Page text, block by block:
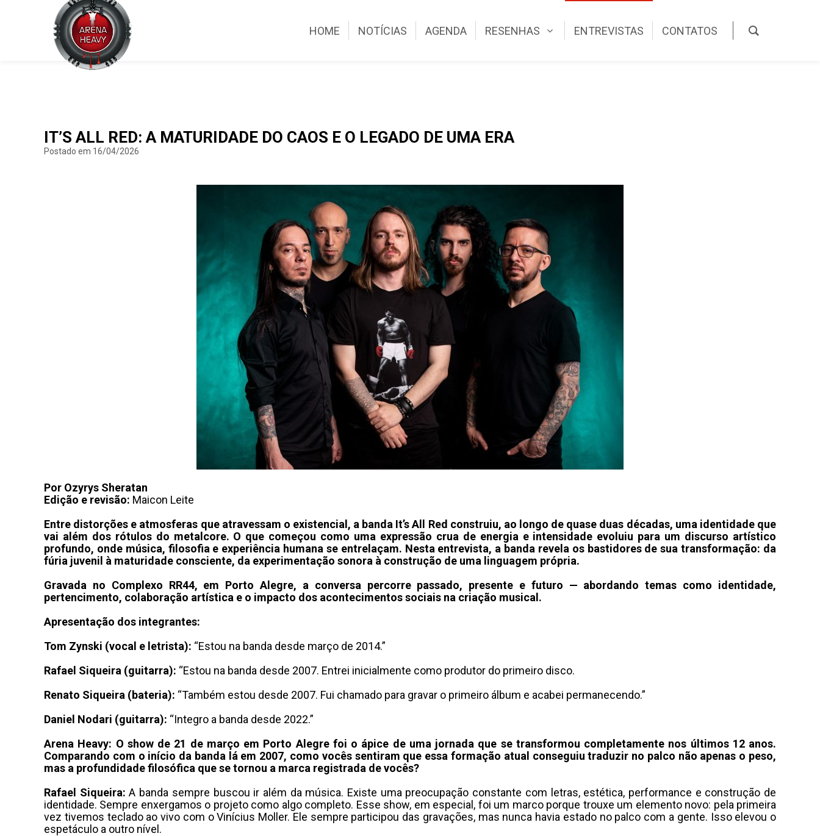
HOME NOTÍCIAS AGENDA RESENHAS ENTREVISTAS CONTATOS
IT’S ALL RED: A MATURIDADE DO CAOS E O LEGADO DE UMA ERA
Postado em 16/04/2026
Por Ozyrys Sheratan
Edição e revisão: Maicon Leite
Entre distorções e atmosferas que atravessam o existencial, a banda It’s All Red construiu, ao longo de quase duas décadas, uma identidade que
vai além dos rótulos do metalcore. O que começou como uma expressão crua de energia e intensidade evoluiu para um discurso artístico
profundo, onde música, filosofia e experiência humana se entrelaçam. Nesta entrevista, a banda revela os bastidores de sua transformação: da
fúria juvenil à maturidade consciente, da experimentação sonora à construção de uma linguagem própria.
Gravada no Complexo RR44, em Porto Alegre, a conversa percorre passado, presente e futuro — abordando temas como identidade,
pertencimento, colaboração artística e o impacto dos acontecimentos sociais na criação musical.
Apresentação dos integrantes:
Tom Zynski (vocal e letrista): “Estou na banda desde março de 2014.”
Rafael Siqueira (guitarra): “Estou na banda desde 2007. Entrei inicialmente como produtor do primeiro disco.
Renato Siqueira (bateria): “Também estou desde 2007. Fui chamado para gravar o primeiro álbum e acabei permanecendo.”
Daniel Nodari (guitarra): “Integro a banda desde 2022.”
Arena Heavy: O show de 21 de março em Porto Alegre foi o ápice de uma jornada que se transformou completamente nos últimos 12 anos.
Comparando com o início da banda lá em 2007, como vocês sentiram que essa formação atual conseguiu traduzir no palco não apenas o peso,
mas a profundidade filosófica que se tornou a marca registrada de vocês?
Rafael Siqueira: A banda sempre buscou ir além da música. Existe uma preocupação constante com letras, estética, performance e construção de
identidade. Sempre enxergamos o projeto como algo completo. Esse show, em especial, foi um marco porque trouxe um elemento novo: pela primeira
vez tivemos teclado ao vivo com o Vinícius Moller. Ele sempre participou das gravações, mas nunca havia estado no palco com a gente. Isso elevou o
espetáculo a outro nível .